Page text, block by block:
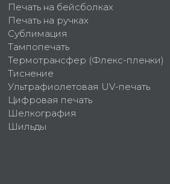
Печать на бейсболках
Печать на ручках
Сублимация
Тампопечать
Термотрансфер (Флекс-пленки)
Тиснение
Ультрафиолетовая UV-печать
Цифровая печать
Шелкография
Шильды